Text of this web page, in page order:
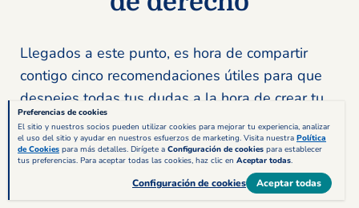
Llegados a este punto, es hora de compartir
contigo cinco recomendaciones útiles para que
despejes todas tus dudas a la hora de crear tu
nuevo CV de pasante de derecho. Es tu
oportunidad para sentar jurisprudencia y de que
los reclutadores den fé de que el tuyo es el
mejor currículum de todos los que recibieron:
Preferencias de cookies
El sitio y nuestros socios pueden utilizar cookies para mejorar tu experiencia, analizar
el uso del sitio y ayudar en nuestros esfuerzos de marketing. Visita nuestra Política
de Cookies para más detalles. Dirígete a Configuración de cookies para establecer
tus preferencias. Para aceptar todas las cookies, haz clic en Aceptar todas.
Configuración de cookies Aceptar todas